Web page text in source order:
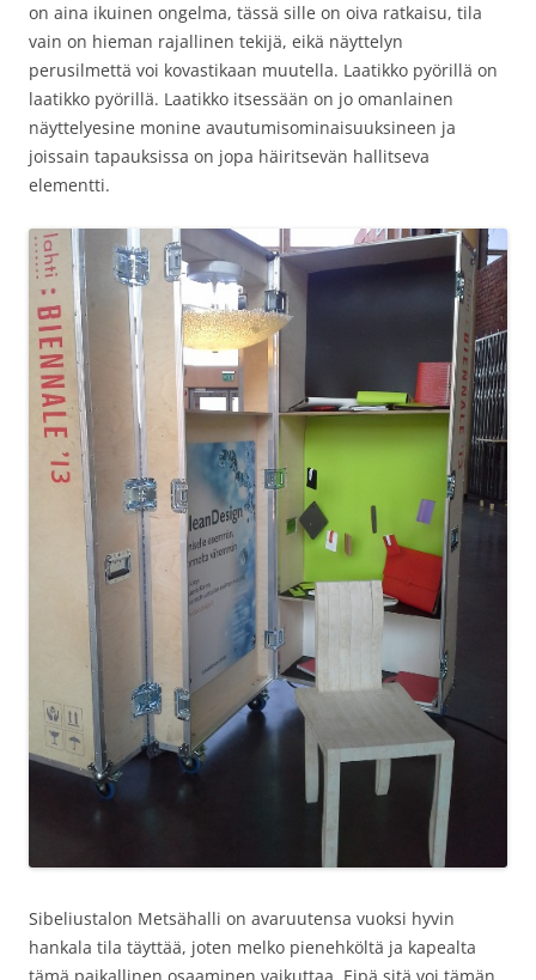
on aina ikuinen ongelma, tässä sille on oiva ratkaisu, tila
vain on hieman rajallinen tekijä, eikä näyttelyn
perusilmettä voi kovastikaan muutella. Laatikko pyörillä on
laatikko pyörillä. Laatikko itsessään on jo omanlainen
näyttelyesine monine avautumisominaisuuksineen ja
joissain tapauksissa on jopa häiritsevän hallitseva
elementti.
Sibeliustalon Metsähalli on avaruutensa vuoksi hyvin
hankala tila täyttää, joten melko pienehköltä ja kapealta
tämä paikallinen osaaminen vaikuttaa. Eipä sitä voi tämän